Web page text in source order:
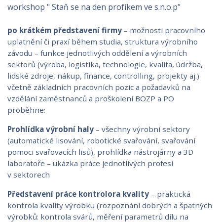
workshop " Staň se na den profíkem ve s.n.o.p"
po krátkém představení firmy – možnosti pracovního
uplatnění či praxí během studia, struktura výrobního
závodu – funkce jednotlivých oddělení a výrobních
sektorů (výroba, logistika, technologie, kvalita, údržba,
lidské zdroje, nákup, finance, controlling, projekty aj.)
včetně základních pracovních pozic a požadavků na
vzdělání zaměstnanců a proškolení BOZP a PO
proběhne:
Prohlídka výrobní haly – všechny výrobní sektory
(automatické lisování, robotické svařování, svařování
pomoci svařovacích lisů), prohlídka nástrojárny a 3D
laboratoře – ukázka práce jednotlivých profesí
v sektorech
Představení práce kontrolora kvality – praktická
kontrola kvality výrobku (rozpoznání dobrých a špatných
výrobků: kontrola svárů, měření parametrů dílu na